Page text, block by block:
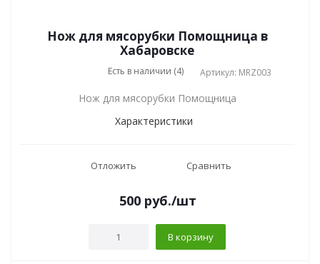
Нож для мясорубки Помощница в
Хабаровске
Есть в наличии (4) Артикул: MRZ003
Нож для мясорубки Помощница
Характеристики
Отложить Сравнить
500руб./шт
В корзину